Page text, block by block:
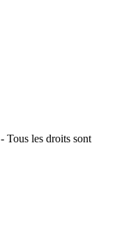
les droits sont